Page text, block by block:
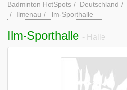
Badminton HotSpots Deutschland
Ilmenau
Ilm-Sporthalle
Ilm-Sporthalle - Halle